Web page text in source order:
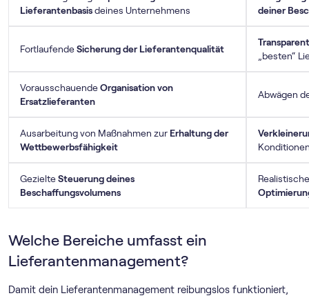
Lieferantenbasisdeines Unternehmens
deiner
FortlaufendeSicherung der Lieferantenqualität
„besten“
VorausschauendeOrganisation von
Ersatzlieferanten
Abwägen
Ausarbeitung von Maßnahmen zur Erhaltung der
Wettbewerbsfähigkeit
GezielteSteuerung deines
Beschaffungsvolumens
Welche Bereiche umfasst ein
Lieferantenmanagement?
Damit dein Lieferantenmanagement reibungslos funktioniert,